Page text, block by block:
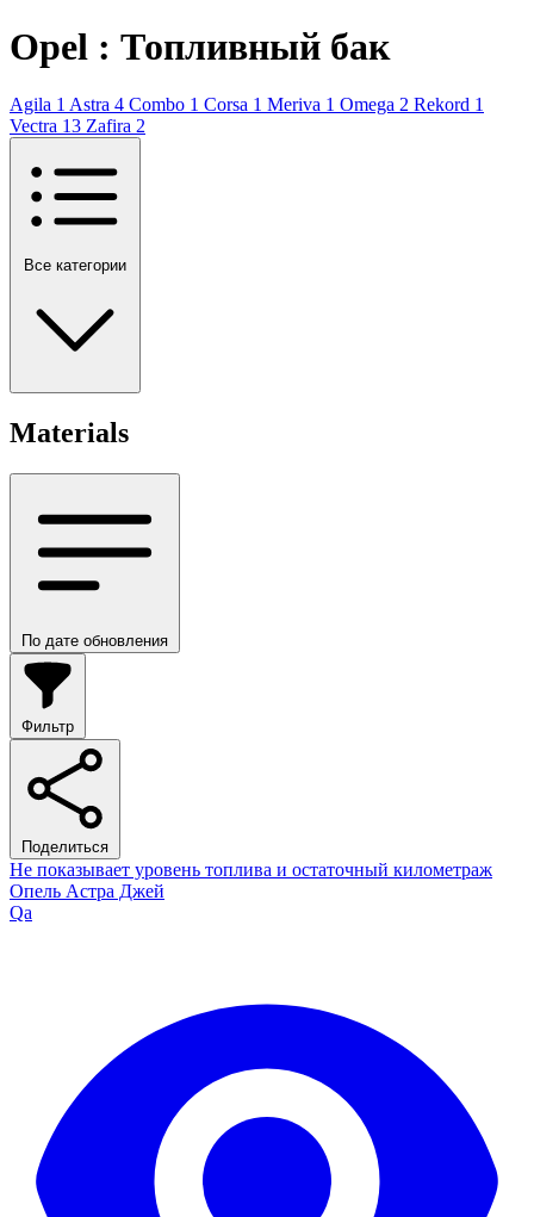
Opel : Топливный бак
Agila 1 Astra 4 Combo 1 Corsa 1 Meriva 1 Omega 2 Rekord 1
Vectra 13 Zafira 2
Все категории
Materials
По дате обновления
Фильтр
Поделиться
Не показывает уровень топлива и остаточный километраж
Опель Астра Джей
Qa